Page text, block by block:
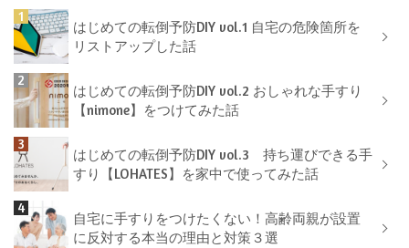
はじめての転倒予防DIY vol.1 自宅の危険箇所を
リストアップした話
はじめての転倒予防DIY vol.2 おしゃれな手すり
【nimone】をつけてみた話
はじめての転倒予防DIY vol.3 持ち運びできる手
すり【LOHATES】を家中で使ってみた話
自宅に手すりをつけたくない！高齢両親が設置
に反対する本当の理由と対策３選